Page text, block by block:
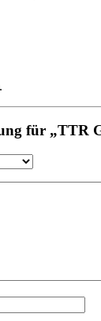
für „TTR